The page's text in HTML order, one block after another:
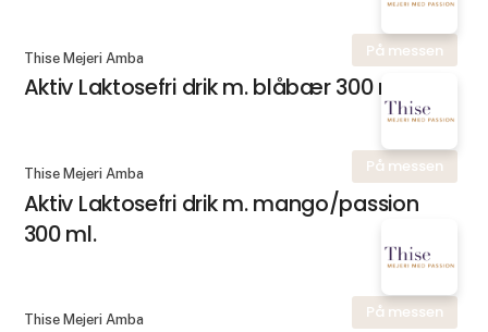
På messen
Thise Mejeri Amba
Aktiv Laktosefri drik m. blåbær 300 ml.
På messen
Thise Mejeri Amba
Aktiv Laktosefri drik m. mango/passion
300 ml.
På messen
Thise Mejeri Amba